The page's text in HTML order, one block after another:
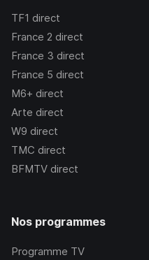
TF1 direct
France 2 direct
France 3 direct
France 5 direct
M6+ direct
Arte direct
W9 direct
TMC direct
BFMTV direct
Nos programmes
Programme TV